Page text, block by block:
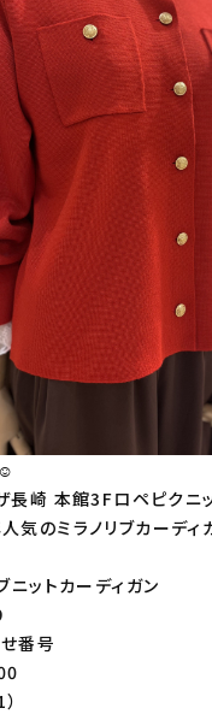
長崎 本館3Fロペピクニ
気のミラノリブカーディ
ニットカーディガン
番号